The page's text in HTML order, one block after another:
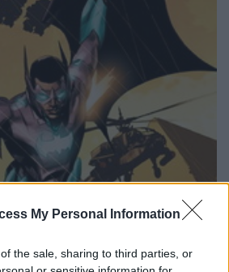
My Personal Information
the sale, sharing to third parties, or